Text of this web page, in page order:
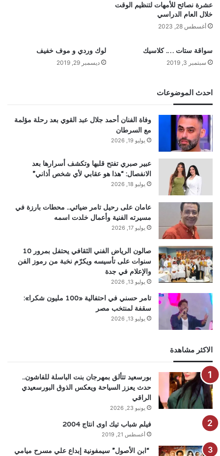
عشرة نصائح للأمهات لتنظيم الوقت
خلال العام الدراسي
أغسطس 28, 2023
سواقة ستات …. كلاسيك
سبتمبر 3, 2019
لوك وردي و موف خفيف
ديسمبر 29, 2019
احدث الموضوعات
وفاة الفنان أحمد جلال عبد القوي بعد رحلة مؤلمة
مع السرطان
يوليو 19, 2026
عبير صبري تفتح قلبها وتكشف أسرارها بعد
الانفصال: “هذا هو عقابي لأي شخص أذاني”
يوليو 18, 2026
عامان على رحيل تامر ضيائي.. محطات بارزة في
مسيرته الفنية وأعمال خلدت اسمه
يوليو 17, 2026
صالون الرياض الفني الثقافي يحتفل بمرور 10
سنوات على تأسيسه ويكرّم نخبة من رموز الفن
والإعلام في جدة
يوليو 13, 2026
تامر حسني في احتفالية «100 مليون شكرا»:
سقفة لمنتخب مصر
يوليو 13, 2026
الاكثر مشاهدة
بورسعيد تتألق بمهرجان بنت الباسلة للفاشون..
حدث يعزز السياحة ويعكس الذوق البورسعيدي
الراقي
يونيو 23, 2026
فيلم شباب تيك اوى انتاج 2004
أغسطس 21, 2019
“ابن الأصول” سيمفونية إبداع علي مسرح ميامي